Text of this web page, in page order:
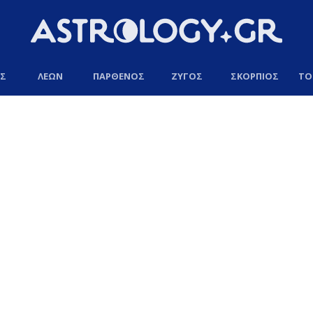
ΛΕΩΝ ΠΑΡΘΕΝΟΣ ΖΥΓΟΣ ΣΚΟΡΠΙΟΣ